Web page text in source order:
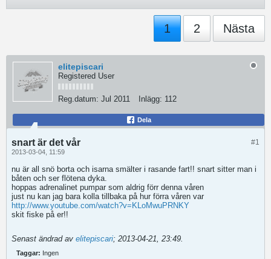
1 2 Nästa
elitepiscari
Registered User
Reg.datum: Jul 2011 Inlägg: 112
Dela
#1
snart är det vår
2013-03-04, 11:59
nu är all snö borta och isarna smälter i rasande fart!! snart sitter man i
båten och ser flötena dyka.
hoppas adrenalinet pumpar som aldrig förr denna våren
just nu kan jag bara kolla tillbaka på hur förra våren var
http://www.youtube.com/watch?v=KLoMwuPRNKY
skit fiske på er!!
Senast ändrad av elitepiscari; 2013-04-21, 23:49.
Taggar: Ingen